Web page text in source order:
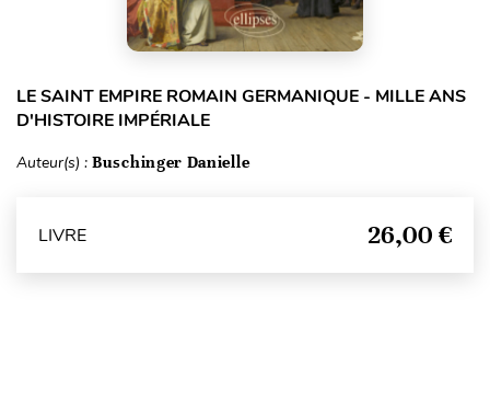
LE SAINT EMPIRE ROMAIN GERMANIQUE - MILLE ANS
D'HISTOIRE IMPÉRIALE
Auteur(s) : Buschinger Danielle
LIVRE 26,00 €